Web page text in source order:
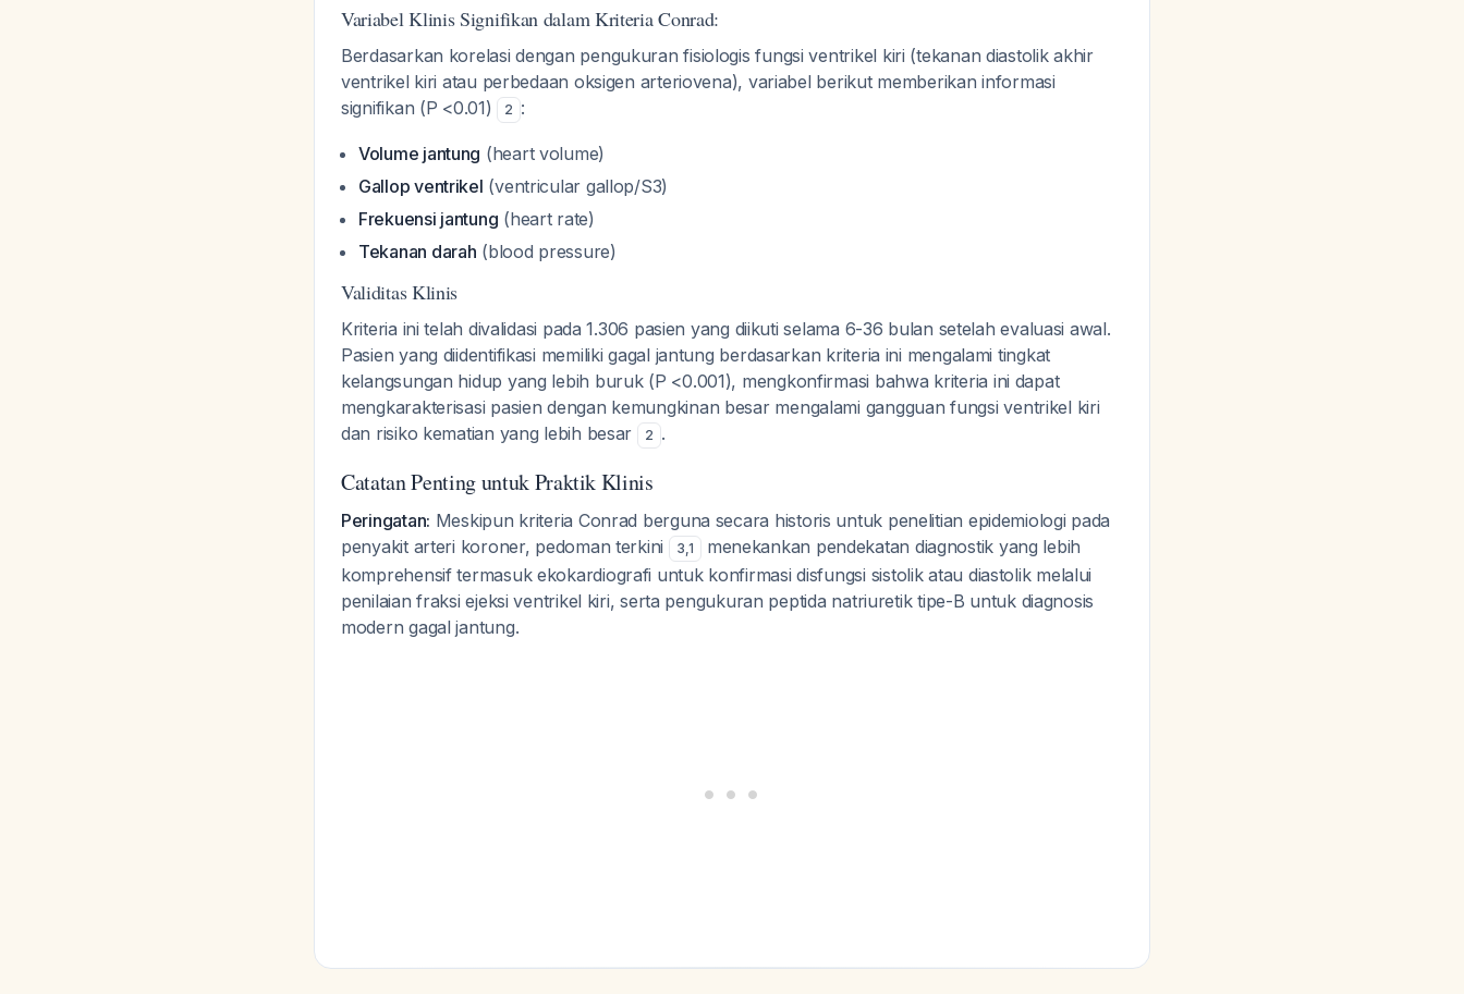
Variabel Klinis Signifikan dalam Kriteria Conrad:
Berdasarkan korelasi dengan pengukuran fisiologis fungsi ventrikel kiri (tekanan diastolik akhir
ventrikel kiri atau perbedaan oksigen arteriovena), variabel berikut memberikan informasi
signifikan (P <0.01)
2 :
Volume jantung (heart volume)
Gallop ventrikel (ventricular gallop/S3)
Frekuensi jantung (heart rate)
Tekanan darah (blood pressure)
Validitas Klinis
Kriteria ini telah divalidasi pada 1.306 pasien yang diikuti selama 6-36 bulan setelah evaluasi awal.
Pasien yang diidentifikasi memiliki gagal jantung berdasarkan kriteria ini mengalami tingkat
kelangsungan hidup yang lebih buruk (P <0.001), mengkonfirmasi bahwa kriteria ini dapat
mengkarakterisasi pasien dengan kemungkinan besar mengalami gangguan fungsi ventrikel kiri
dan risiko kematian yang lebih besar
2 .
Catatan Penting untuk Praktik Klinis
Peringatan: Meskipun kriteria Conrad berguna secara historis untuk penelitian epidemiologi pada
penyakit arteri koroner, pedoman terkini
3,1
menekankan pendekatan diagnostik yang lebih
komprehensif termasuk ekokardiografi untuk konfirmasi disfungsi sistolik atau diastolik melalui
penilaian fraksi ejeksi ventrikel kiri, serta pengukuran peptida natriuretik tipe-B untuk diagnosis
modern gagal jantung.